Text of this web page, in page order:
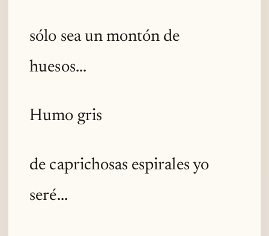
sólo sea un montón de
huesos...
Humo gris
de caprichosas espirales yo
seré...